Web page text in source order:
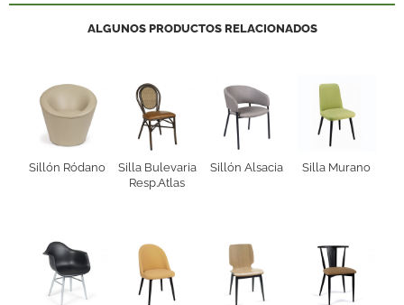
ALGUNOS PRODUCTOS RELACIONADOS
Sillón Ródano
Silla Bulevaria
Resp.Atlas
Sillón Alsacia Silla Murano